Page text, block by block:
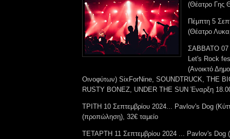
(Θέατρο Γης
Πέμπτη 5
(Θέατρο
ΣΑΒΒΑΤΟ
Let's Rock
(Ανοικτό
Οινοφύτων) SixForNine, SOUNDTRUCK, THE
RUSTY BONEZ, UNDER THE SUN Έναρξη
ΤΡΙΤΗ 10 Σεπτεμβρίου 2024... Pavlov's Dog
(προπώληση), 32€ ταμείο
ΤΕΤΑΡΤΗ 11 Σεπτεμβρίου 2024 ... Pavlov's Dog